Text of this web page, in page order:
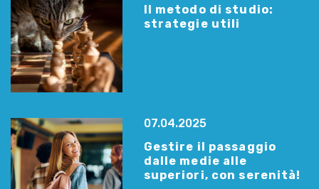
Il metodo di studio:
strategie utili
07.04.2025
Gestire il passaggio
dalle medie alle
superiori, con serenità!